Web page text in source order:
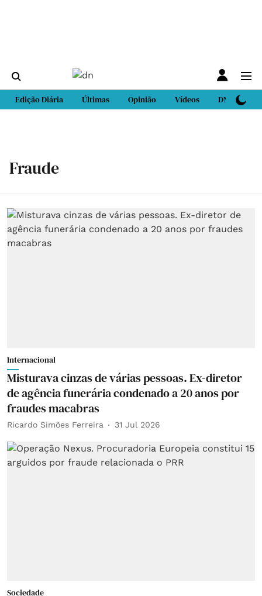
Edição Diária Últimas Opinião Vídeos DN Sport
Fraude
Internacional
Misturava cinzas de várias pessoas. Ex-diretor
de agência funerária condenado a 20 anos por
fraudes macabras
Ricardo Simões Ferreira 31 Jul 2026
Sociedade